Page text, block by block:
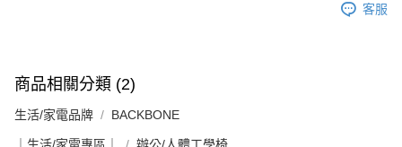
客服
商品相關分類 (2)
生活/家電品牌 BACKBONE